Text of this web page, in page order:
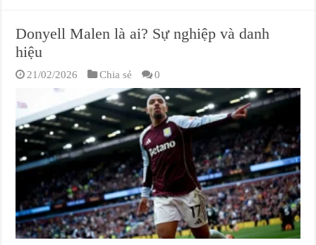
Donyell Malen là ai? Sự nghiệp và danh
hiệu
21/02/2026 Chia sẻ 0